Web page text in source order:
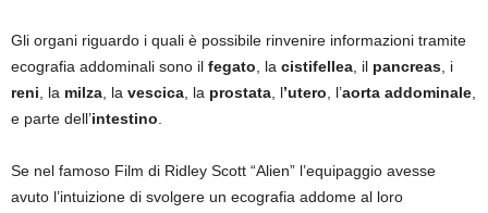
Gli organi riguardo i quali è possibile rinvenire informazioni tramite
ecografia addominali sono il fegato, la cistifellea, il pancreas, i
reni, la milza, la vescica, la prostata, l’utero, l’aorta addominale,
e parte dell’intestino.
Se nel famoso Film di Ridley Scott “Alien” l’equipaggio avesse
avuto l’intuizione di svolgere un ecografia addome al loro